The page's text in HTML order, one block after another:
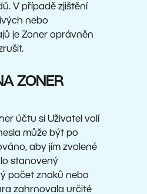
V případě zjištění
nebo
je Zoner oprávněn
ZONER
účtu si Uživatel volí
může být po
aby jím zvolené
stanovený
počet znaků nebo
zahrnovala určité